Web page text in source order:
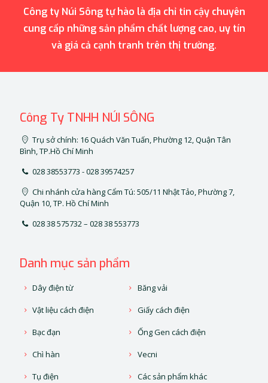
Công ty Núi Sông tự hào là địa chỉ tin cậy chuyên
cung cấp những sản phẩm chất lượng cao, uy tín
và giá cả cạnh tranh trên thị trường.
Công Ty TNHH NÚI SÔNG
Trụ sở chính: 16 Quách Văn Tuấn, Phường 12, Quận Tân
Bình, TP.Hồ Chí Minh
028 38553773 - 028 39574257
Chi nhánh cửa hàng Cẩm Tú: 505/11 Nhật Tảo, Phường 7,
Quận 10, TP. Hồ Chí Minh
028 38 575732 – 028 38 553773
Danh mục sản phẩm
Dây điện từ
Vật liệu cách điện
Bạc đạn
Chì hàn
Tụ điện
Băng vải
Giấy cách điện
Ống Gen cách điện
Vecni
Các sản phẩm khác